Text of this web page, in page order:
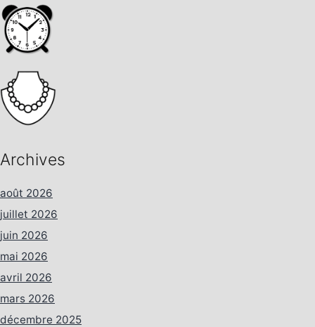
Archives
août 2026
juillet 2026
juin 2026
mai 2026
avril 2026
mars 2026
décembre 2025